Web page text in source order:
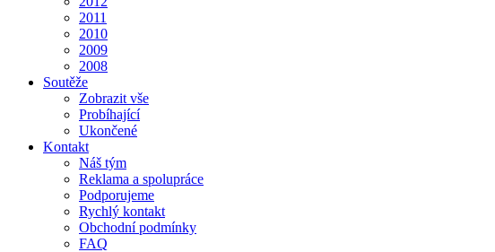
2011
2010
2009
2008
Soutěže
Zobrazit vše
Probíhající
Ukončené
Kontakt
Náš tým
Reklama a spolupráce
Podporujeme
Rychlý kontakt
Obchodní podmínky
FAQ